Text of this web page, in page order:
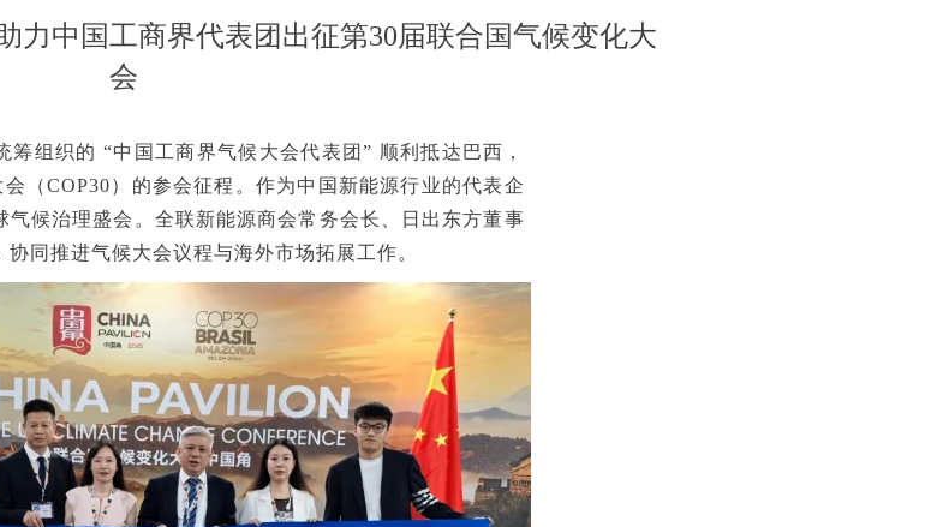
力中国工商界代表团出征第30届联合国气候变化大
会
筹组织的 “中国工商界气候大会代表团” 顺利抵达巴西，
（COP30）的参会征程。作为中国新能源行业的代表企
气候治理盛会。全联新能源商会常务会长、日出东方董事
同推进气候大会议程与海外市场拓展工作。